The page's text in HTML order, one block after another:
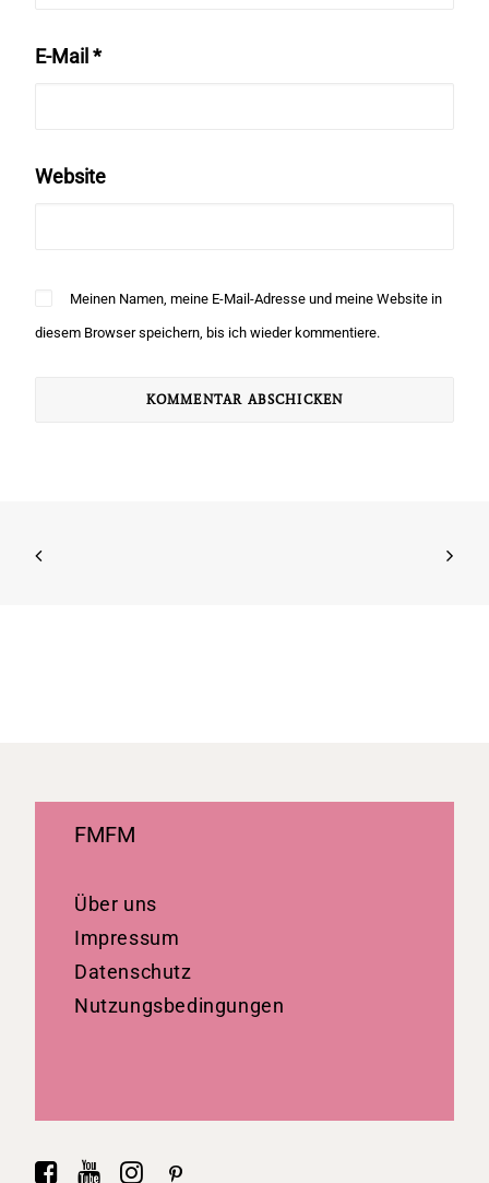
E-Mail *
Website
Meinen Namen, meine E-Mail-Adresse und meine Website in
diesem Browser speichern, bis ich wieder kommentiere.
FMFM
Über uns
Impressum
Datenschutz
Nutzungsbedingungen